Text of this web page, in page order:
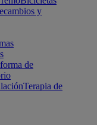
y
de
Terapia de